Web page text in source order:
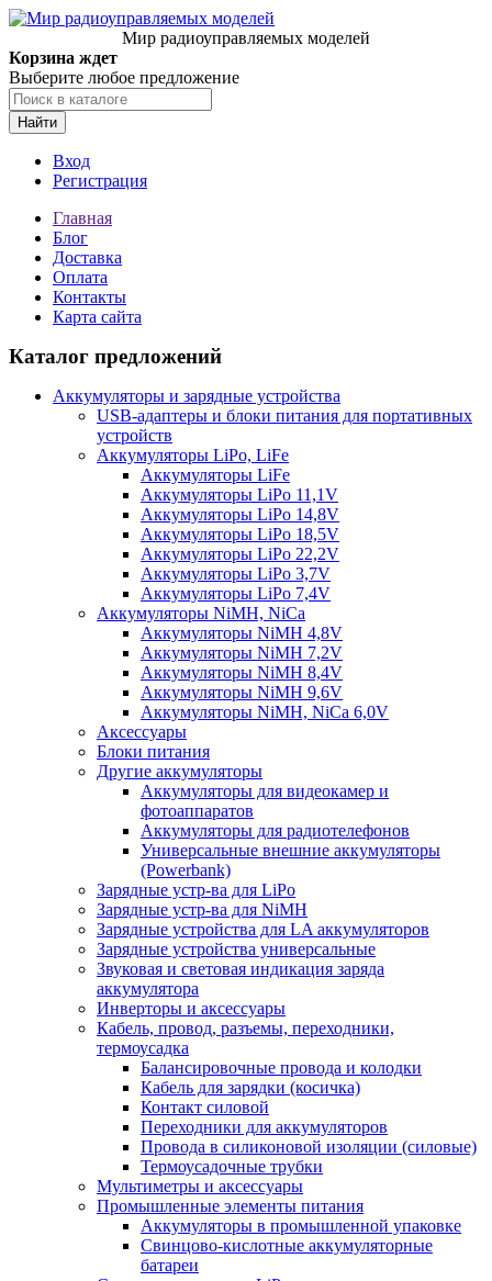
Мир радиоуправляемых моделей
Корзина ждет
Выберите любое предложение
Найти
Вход
Регистрация
Главная
Блог
Доставка
Оплата
Контакты
Карта сайта
Каталог предложений
Аккумуляторы и зарядные устройства
USB-адаптеры и блоки питания для портативных
устройств
Аккумуляторы LiPo, LiFe
Аккумуляторы LiFe
Аккумуляторы LiPo 11,1V
Аккумуляторы LiPo 14,8V
Аккумуляторы LiPo 18,5V
Аккумуляторы LiPo 22,2V
Аккумуляторы LiPo 3,7V
Аккумуляторы LiPo 7,4V
Аккумуляторы NiMH, NiCa
Аккумуляторы NiMH 4,8V
Аккумуляторы NiMH 7,2V
Аккумуляторы NiMH 8,4V
Аккумуляторы NiMH 9,6V
Аккумуляторы NiMH, NiCa 6,0V
Аксессуары
Блоки питания
Другие аккумуляторы
Аккумуляторы для видеокамер и
фотоаппаратов
Аккумуляторы для радиотелефонов
Универсальные внешние аккумуляторы
(Powerbank)
Зарядные устр-ва для LiPo
Зарядные устр-ва для NiMH
Зарядные устройства для LA аккумуляторов
Зарядные устройства универсальные
Звуковая и световая индикация заряда
аккумулятора
Инверторы и аксессуары
Кабель, провод, разъемы, переходники,
термоусадка
Балансировочные провода и колодки
Кабель для зарядки (косичка)
Контакт силовой
Переходники для аккумуляторов
Провода в силиконовой изоляции (силовые)
Термоусадочные трубки
Мультиметры и аксессуары
Промышленные элементы питания
Аккумуляторы в промышленной упаковке
Свинцово-кислотные аккумуляторные
батареи